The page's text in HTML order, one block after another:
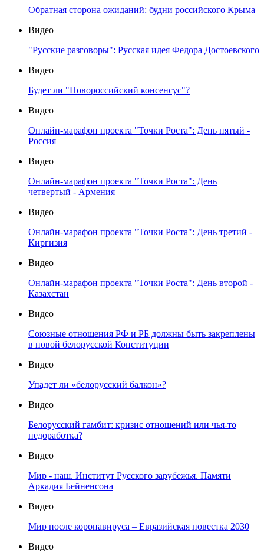
Обратная сторона ожиданий: будни российского Крыма
Видео
"Русские разговоры": Русская идея Федора Достоевского
Видео
Будет ли "Новороссийский консенсус"?
Видео
Онлайн-марафон проекта "Точки Роста": День пятый -
Россия
Видео
Онлайн-марафон проекта "Точки Роста": День
четвертый - Армения
Видео
Онлайн-марафон проекта "Точки Роста": День третий -
Киргизия
Видео
Онлайн-марафон проекта "Точки Роста": День второй -
Казахстан
Видео
Союзные отношения РФ и РБ должны быть закреплены
в новой белорусской Конституции
Видео
Упадет ли «белорусский балкон»?
Видео
Белорусский гамбит: кризис отношений или чья-то
недоработка?
Видео
Мир - наш. Институт Русского зарубежья. Памяти
Аркадия Бейненсона
Видео
Мир после коронавируса – Евразийская повестка 2030
Видео